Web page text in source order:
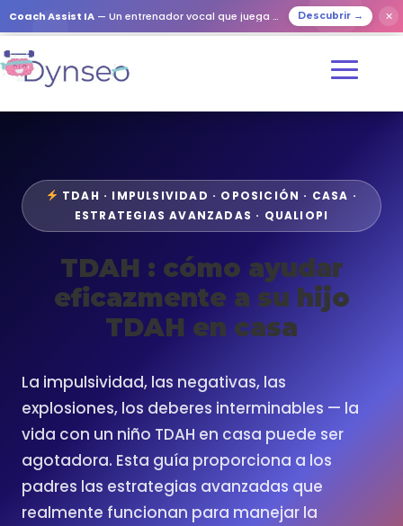
Coach Assist IA — Un entrenador vocal que juega con tus seres queridos Descubrir → ✕
TDAH · IMPULSIVIDAD · OPOSICIÓN · CASA ·
ESTRATEGIAS AVANZADAS · QUALIOPI
TDAH : cómo ayudar
eficazmente a su hijo
TDAH en casa
La impulsividad, las negativas, las
explosiones, los deberes interminables — la
vida con un niño TDAH en casa puede ser
agotadora. Esta guía proporciona a los
padres las estrategias avanzadas que
realmente funcionan para manejar la